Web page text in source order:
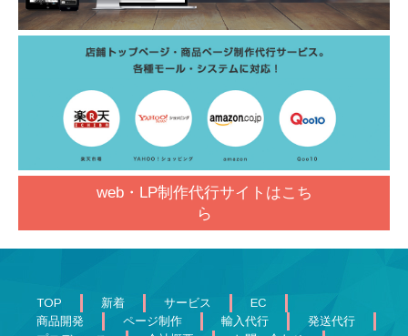
web・LP制作代行サイトはこち
ら
TOP 新着 サービス
EC
商品開発
ページ制作 輸入代行
発送代行